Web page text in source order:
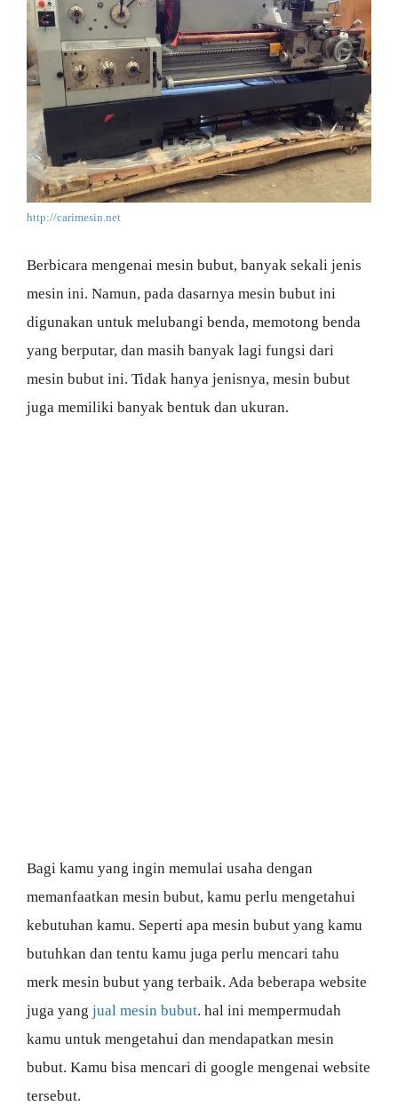
http://carimesin.net
Berbicara mengenai mesin bubut, banyak sekali jenis
mesin ini. Namun, pada dasarnya mesin bubut ini
digunakan untuk melubangi benda, memotong benda
yang berputar, dan masih banyak lagi fungsi dari
mesin bubut ini. Tidak hanya jenisnya, mesin bubut
juga memiliki banyak bentuk dan ukuran.
Bagi kamu yang ingin memulai usaha dengan
memanfaatkan mesin bubut, kamu perlu mengetahui
kebutuhan kamu. Seperti apa mesin bubut yang kamu
butuhkan dan tentu kamu juga perlu mencari tahu
merk mesin bubut yang terbaik. Ada beberapa website
juga yang jual mesin bubut. hal ini mempermudah
kamu untuk mengetahui dan mendapatkan mesin
bubut. Kamu bisa mencari di google mengenai website
tersebut.